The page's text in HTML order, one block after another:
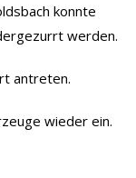
konnte
werden.
antreten.
wieder ein.